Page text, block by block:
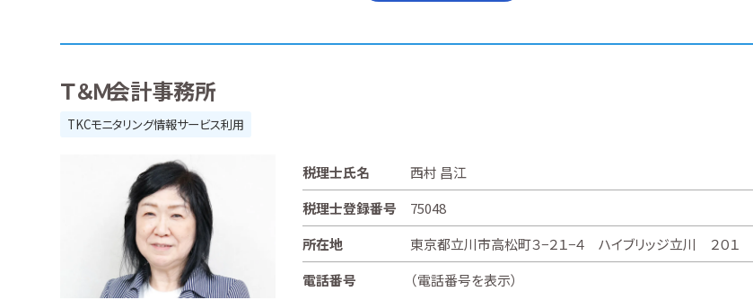
Ｔ＆Ｍ会計事務所
TKCモニタリング情報サービス利用
税理士氏名
西村 昌江
税理士登録番号
75048
所在地
東京都立川市高松町３−２１−４ ハイブリッジ立川 ２０１
電話番号
（電話番号を表示）